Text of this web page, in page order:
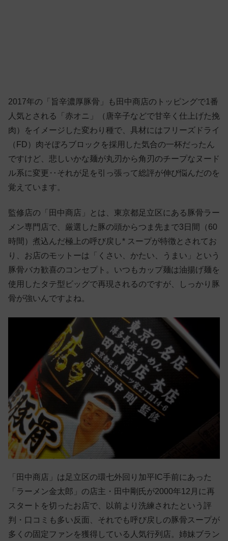
2017年の「旨辛濃厚豚骨」も田中商店のトッピングで1番
人気とされる「赤オニ」（唐辛子などで甘辛く仕上げた挽
肉）をイメージした変わり種で、具材にはフリーズドライ
（FD）肉そぼろブロックを採用した気合の一杯だったん
ですけど、悲しいかな麺が丸刃から角刃のチープなヌード
ル系に変更‥それが足を引っ張って総評が伸び悩んだのを
覚えています。
監修店の「田中商店」とは、東京都足立区にある豚骨ラー
メン専門店で、厳選した豚の頭からつま先まで3日間（60
時間）煮込んだ極上の呼び戻し* スープが特徴とされてお
り、お店のモットーは「くさい、かたい、うまい」という
豚骨バカ歓喜のコンセプト。いつもカップ麺は油揚げ麺を
使用したタテ型ビッグで再現されるのですが、しっかり豚
骨が強いんですよね。
「田中商店」は足立区の環七外回り加平IC手前にあった
「ラーメン金太郎」の店主・田中剛氏が2000年12月に再
スタートを切ったお店で、以前より洗練されたという評
判・口コミも多い反面、それでも呼び戻しの豚骨スープが
多くの固定ファンを獲得している人気行列店。姉妹ブラン